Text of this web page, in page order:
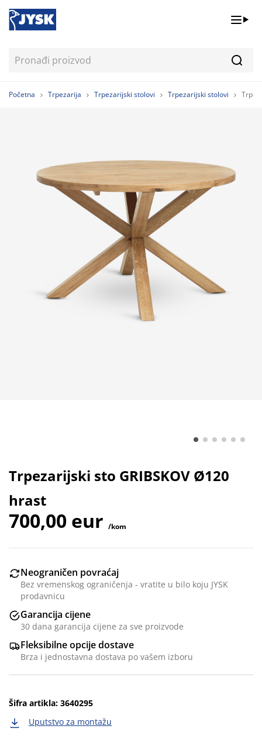
Početna Trpezarija Trpezarijski stolovi Trpezarijski stolovi
Trpezarijski sto GRIBSKOV Ø120
hrast
700,00 eur /kom
Neograničen povraćaj
Bez vremenskog ograničenja - vratite u bilo koju JYSK
prodavnicu
Garancija cijene
30 dana garancija cijene za sve proizvode
Fleksibilne opcije dostave
Brza i jednostavna dostava po vašem izboru
Šifra artikla: 3640295
Uputstvo za montažu